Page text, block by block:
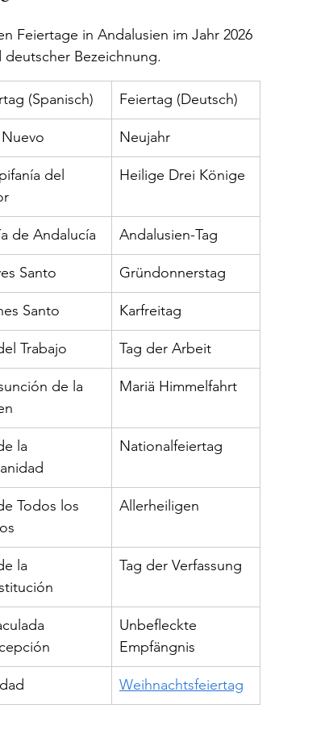
Feiertage in Andalusien im Jahr 2026
Bezeichnung.
(Spanisch) Feiertag (Deutsch)
Neujahr
del
Heilige Drei Könige
de Andalucía Andalusien-Tag
Santo Gründonnerstag
Santo Karfreitag
Trabajo Tag der Arbeit
de la
Mariä Himmelfahrt
la
Nationalfeiertag
Todos los
Allerheiligen
la
Tag der Verfassung
Unbefleckte
Empfängnis
Weihnachtsfeiertag